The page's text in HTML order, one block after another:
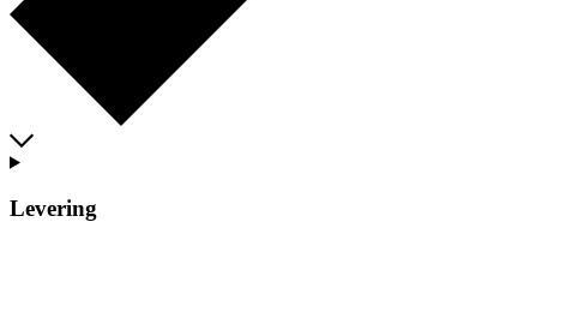
Levering